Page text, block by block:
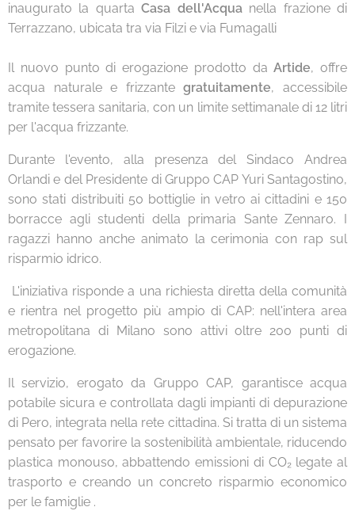
inaugurato la quartaCasa dell'Acquanella frazione di
Terrazzano, ubicata tra via Filzi e via Fumagalli
Il nuovo punto di erogazione prodotto daArtide, offre
acqua naturale e frizzantegratuitamente, accessibile
tramite tessera sanitaria, con un limite settimanale di 12 litri
per l'acqua frizzante.
Durante l'evento, alla presenza del Sindaco Andrea
Orlandi e del Presidente di Gruppo CAP Yuri Santagostino,
sono stati distribuiti 50 bottiglie in vetro ai cittadini e 150
borracce agli studenti della primaria Sante Zennaro. I
ragazzi hanno anche animato la cerimonia con rap sul
risparmio idrico.
L'iniziativa risponde a una richiesta diretta della comunità
e rientra nel progetto più ampio di CAP: nell'intera area
metropolitana di Milano sono attivi oltre 200 punti di
erogazione.
Il servizio, erogato da Gruppo CAP, garantisce acqua
potabile sicura e controllata dagli impianti di depurazione
di Pero, integrata nella rete cittadina. Si tratta di un sistema
pensato per favorire la sostenibilità ambientale, riducendo
plastica monouso, abbattendo emissioni di CO₂ legate al
trasporto e creando un concreto risparmio economico
per le famiglie .